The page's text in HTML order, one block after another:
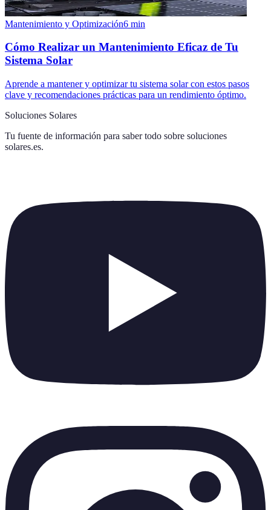
Mantenimiento y Optimización6 min
Cómo Realizar un Mantenimiento Eficaz de Tu
Sistema Solar
Aprende a mantener y optimizar tu sistema solar con estos pasos
clave y recomendaciones prácticas para un rendimiento óptimo.
Soluciones Solares
Tu fuente de información para saber todo sobre soluciones
solares.es.